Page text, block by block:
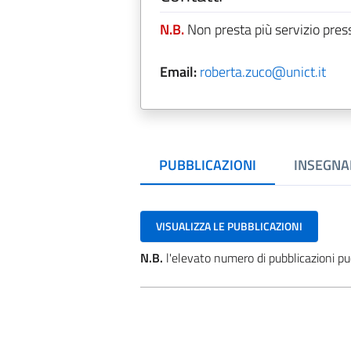
N.B.Non presta più servizio
Email:roberta.zuco@unict.it
PUBBLICAZIONI
VISUALIZZA LE PUBBLICAZIONI
N.B. l'elevato numero di pubblicazioni